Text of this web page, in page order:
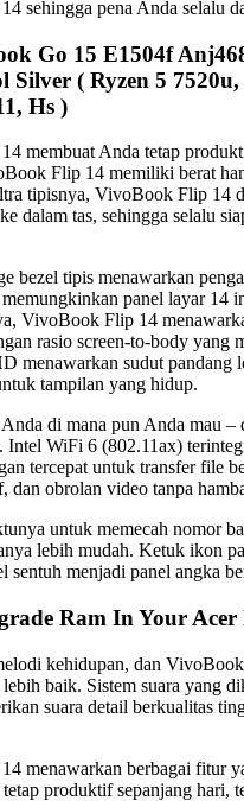
sehingga pena Anda selalu
Go 15 E1504f
Silver ( Ryzen 5 7520u,
Hs )
membuat Anda tetap
Flip 14 memiliki berat
tipisnya, VivoBook Flip 14
dalam tas, sehingga selalu
bezel tipis menawarkan
panel layar 14
VivoBook Flip 14
rasio screen-to-body yang
menawarkan sudut pandang
tampilan yang hidup.
di mana pun Anda mau –
Intel WiFi 6 (802.11ax)
tercepat untuk transfer file
dan obrolan video tanpa
untuk memecah nomor
lebih mudah. Ketuk ikon
sentuh menjadi panel angka
Ram In Your Acer
kehidupan, dan
baik. Sistem suara yang
suara detail berkualitas
menawarkan berbagai fitur
produktif sepanjang hari,